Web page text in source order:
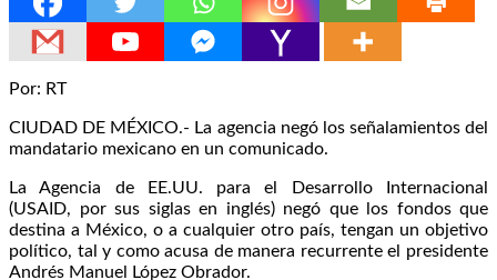
Por: RT
CIUDAD DE MÉXICO.- La agencia negó los señalamientos del
mandatario mexicano en un comunicado.
La Agencia de EE.UU. para el Desarrollo Internacional
(USAID, por sus siglas en inglés) negó que los fondos que
destina a México, o a cualquier otro país, tengan un objetivo
político, tal y como acusa de manera recurrente el presidente
Andrés Manuel López Obrador.